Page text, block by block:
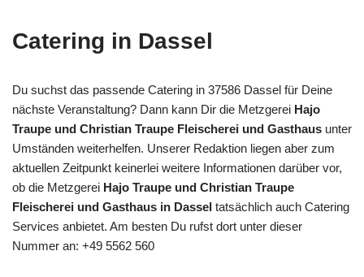
Catering in Dassel
Du suchst das passende Catering in 37586 Dassel für Deine
nächste Veranstaltung? Dann kann Dir die Metzgerei Hajo
Traupe und Christian Traupe Fleischerei und Gasthaus unter
Umständen weiterhelfen. Unserer Redaktion liegen aber zum
aktuellen Zeitpunkt keinerlei weitere Informationen darüber vor,
ob die Metzgerei Hajo Traupe und Christian Traupe
Fleischerei und Gasthaus in Dassel tatsächlich auch Catering
Services anbietet. Am besten Du rufst dort unter dieser
Nummer an: +49 5562 560